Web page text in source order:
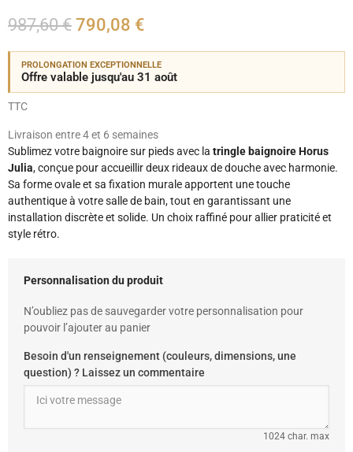
987,60 € 790,08 €
PROLONGATION EXCEPTIONNELLE
Offre valable jusqu'au 31 août
TTC
Livraison entre 4 et 6 semaines
Sublimez votre baignoire sur pieds avec la tringle baignoire Horus
Julia, conçue pour accueillir deux rideaux de douche avec harmonie.
Sa forme ovale et sa fixation murale apportent une touche
authentique à votre salle de bain, tout en garantissant une
installation discrète et solide. Un choix raffiné pour allier praticité et
style rétro.
Personnalisation du produit
N’oubliez pas de sauvegarder votre personnalisation pour
pouvoir l’ajouter au panier
Besoin d'un renseignement (couleurs, dimensions, une
question) ? Laissez un commentaire
1024 char. max